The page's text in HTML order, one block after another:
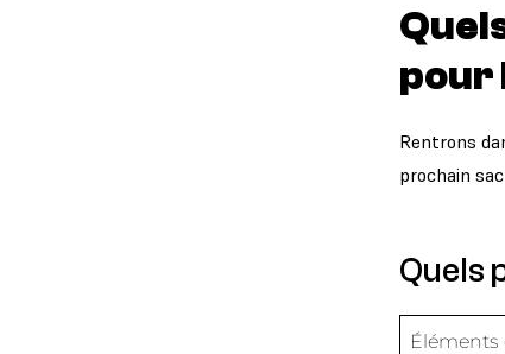
pour
Rentrons
prochain
Quels
Éléments